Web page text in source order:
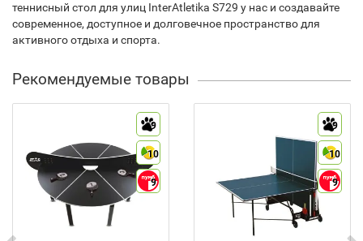
теннисный стол для улиц InterAtletika S729 у нас и создавайте
современное, доступное и долговечное пространство для
активного отдыха и спорта.
Рекомендуемые товары
9
10
9
9
10
9